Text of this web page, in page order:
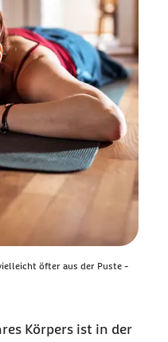
öfter aus der Puste -
Körpers ist in der